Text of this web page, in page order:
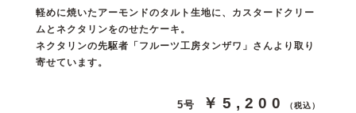
軽めに焼いたアーモンドのタルト生地に、カスタードクリー
ムとネクタリンをのせたケーキ。
ネクタリンの先駆者「フルーツ工房タンザワ」さんより取り
寄せています。
5号 ￥5,200 （税込）